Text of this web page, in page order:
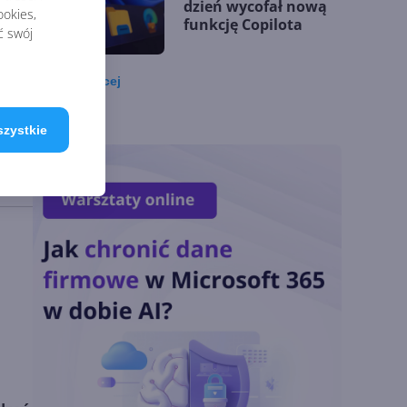
swój
dzień wycofał nową
funkcję Copilota
Microsoft udostępnia
silnik GitHub Copilot
w Copilot Studio
model Astra.
Rozwiązał 10 starych
problemów
więcej